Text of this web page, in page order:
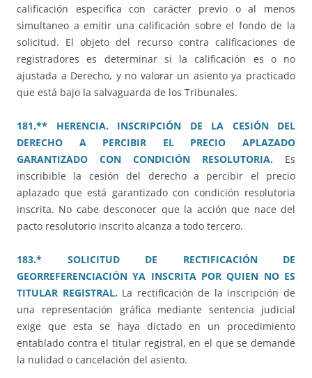
calificación especifica con carácter previo o al menos
simultaneo a emitir una calificación sobre el fondo de la
solicitud. El objeto del recurso contra calificaciones de
registradores es determinar si la calificación es o no
ajustada a Derecho, y no valorar un asiento ya practicado
que está bajo la salvaguarda de los Tribunales.
181.** HERENCIA. INSCRIPCIÓN DE LA CESIÓN DEL
DERECHO A PERCIBIR EL PRECIO APLAZADO
GARANTIZADO CON CONDICIÓN RESOLUTORIA.
Es
inscribible la cesión del derecho a percibir el precio
aplazado que está garantizado con condición resolutoria
inscrita. No cabe desconocer que la acción que nace del
pacto resolutorio inscrito alcanza a todo tercero.
183.* SOLICITUD DE RECTIFICACIÓN DE
GEORREFERENCIACIÓN YA INSCRITA POR QUIEN NO ES
TITULAR REGISTRAL. La rectificación de la inscripción de
una representación gráfica mediante sentencia judicial
exige que esta se haya dictado en un procedimiento
entablado contra el titular registral, en el que se demande
la nulidad o cancelación del asiento.